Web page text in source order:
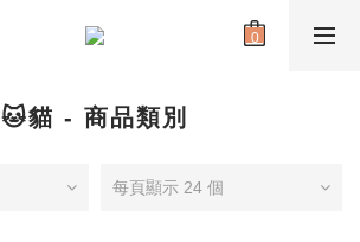
🐱貓 - 商品類別
每頁顯示 24 個